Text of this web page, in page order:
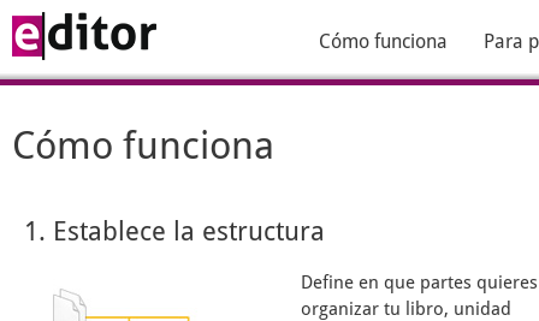
Cómo funciona Para
Cómo funciona
1. Establece la estructura
Define en que partes quieres
organizar tu libro, unidad